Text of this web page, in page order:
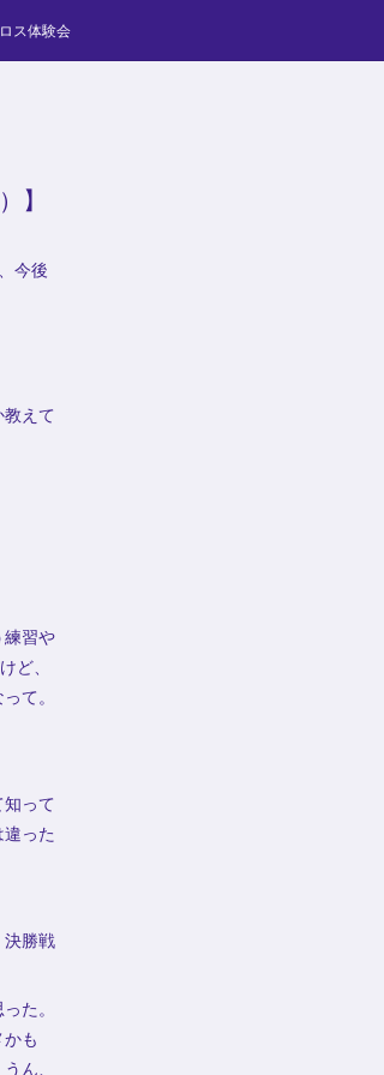
ス体験会
】
今後
えて
習や
ど、
て。
って
った
勝戦
た。
も
ん、